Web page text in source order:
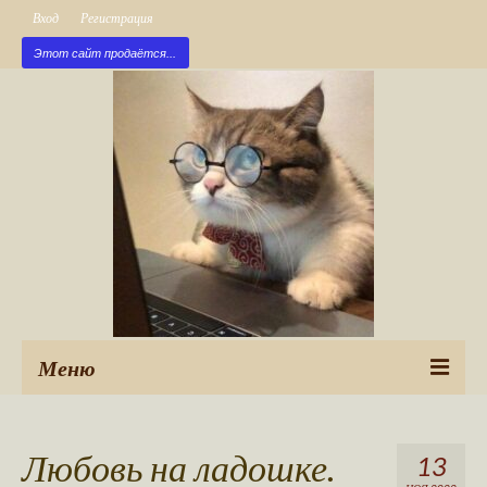
Вход Регистрация
Этот сайт продаётся...
Меню
Новые публикации 13
Любовь на ладошке.